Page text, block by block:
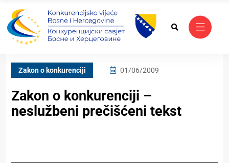
Zakon o konkurenciji 01/06/2009
Zakon o konkurenciji –
neslužbeni prečišćeni tekst